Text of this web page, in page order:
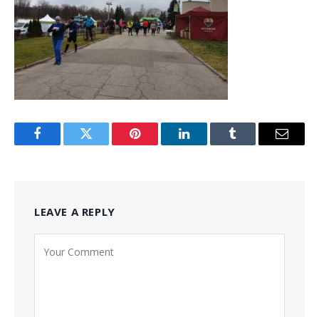
FacebookTwitter Pinterest LinkedInTumblr Email
LEAVE A REPLY